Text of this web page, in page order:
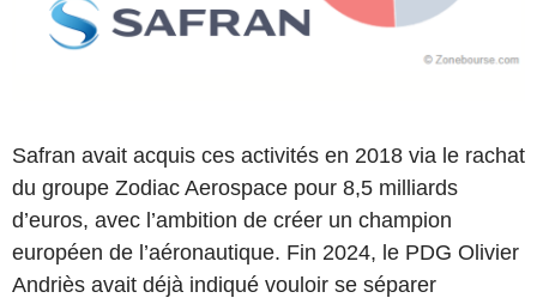
Safran avait acquis ces activités en 2018 via le rachat
du groupe Zodiac Aerospace pour 8,5 milliards
d’euros, avec l’ambition de créer un champion
européen de l’aéronautique. Fin 2024, le PDG Olivier
Andriès avait déjà indiqué vouloir se séparer